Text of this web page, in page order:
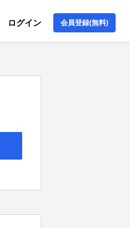
ログイン 会員登録(無料)